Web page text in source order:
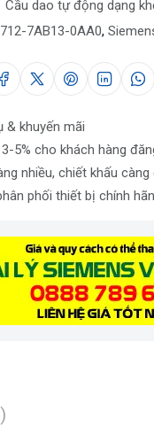
Cầu dao tự động dạng
7AB13-0AA0,
& khuyến mãi
5% cho khách hàng
nhiều, chiết khấu càng
phối thiết bị chính